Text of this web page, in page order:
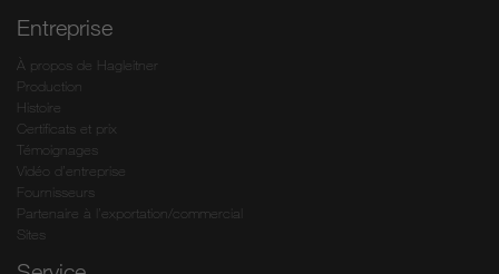
Entreprise
À propos de Hagleitner
Production
Histoire
Certificats et prix
Témoignages
Vidéo d’entreprise
Fournisseurs
Partenaire à l’exportation/commercial
Sites